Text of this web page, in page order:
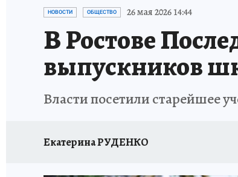
ЗАПОВЕДНАЯ РОССИЯ
НОВОСТИ ОБЩЕСТВО 26 мая 2026 14:44
В Ростове
выпускников
Власти посетили старейшее
Екатерина РУДЕНКО